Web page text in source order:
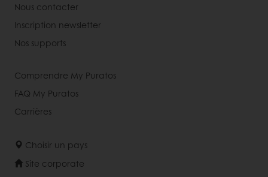
Nous contacter
Inscription newsletter
Nos supports
Comprendre My Puratos
FAQ My Puratos
Carrières
Choisir un pays
Site corporate